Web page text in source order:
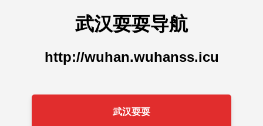
武汉耍耍导航
http://wuhan.wuhanss.icu
武汉耍耍